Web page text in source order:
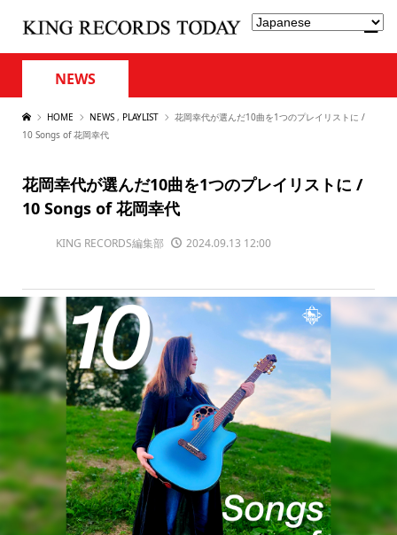
NEWS
HOME NEWS , PLAYLIST
花岡幸代が選んだ10曲を1つのプレイリストに /
10 Songs of 花岡幸代
花岡幸代が選んだ10曲を1つのプレイリストに /
10 Songs of 花岡幸代
KING RECORDS編集部 2024.09.13 12:00